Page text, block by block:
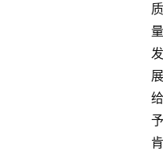
质
量
发
展
给
予
肯